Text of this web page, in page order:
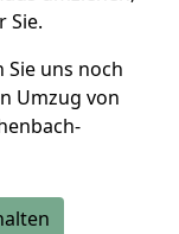
Sie.
uns noch
Umzug von